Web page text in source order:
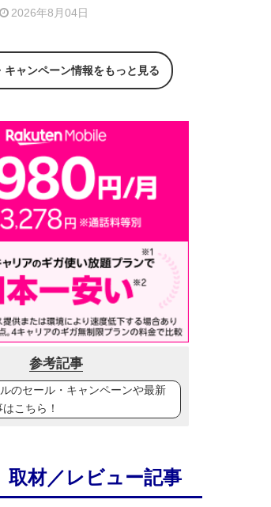
2026年8月04日
キャンペーン情報をもっと見る
参考記事
のセール・キャンペーンや最新
こちら！
取材／レビュー記事